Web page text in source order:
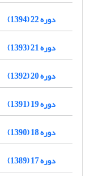
دوره 22 (1394)
دوره 21 (1393)
دوره 20 (1392)
دوره 19 (1391)
دوره 18 (1390)
دوره 17 (1389)